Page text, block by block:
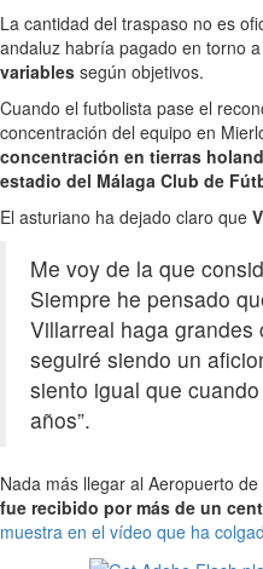
La cantidad del traspaso no es
andaluz habría pagado en torno
variables según objetivos.
Cuando el futbolista pase el
concentración del equipo en
concentración en tierras
estadio del Málaga Club de
El asturiano ha dejado claro que
Me voy de la que
Siempre he pensado
Villarreal haga
seguiré siendo un
siento igual que
años”.
Nada más llegar al Aeropuerto de
fue recibido por más de un
muestra en el vídeo que ha